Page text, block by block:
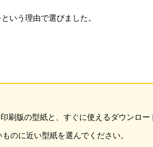
いう理由で選びました。
刷版の型紙と、すぐに使えるダウンロー
のに近い型紙を選んでください。